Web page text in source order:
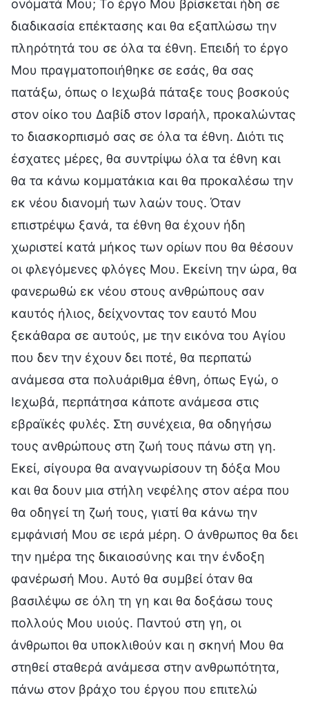
ονόματά Μου; Το έργο Μου βρίσκεται ήδη σε
διαδικασία επέκτασης και θα εξαπλώσω την
πληρότητά του σε όλα τα έθνη. Επειδή το έργο
Μου πραγματοποιήθηκε σε εσάς, θα σας
πατάξω, όπως ο Ιεχωβά πάταξε τους βοσκούς
στον οίκο του Δαβίδ στον Ισραήλ, προκαλώντας
το διασκορπισμό σας σε όλα τα έθνη. Διότι τις
έσχατες μέρες, θα συντρίψω όλα τα έθνη και
θα τα κάνω κομματάκια και θα προκαλέσω την
εκ νέου διανομή των λαών τους. Όταν
επιστρέψω ξανά, τα έθνη θα έχουν ήδη
χωριστεί κατά μήκος των ορίων που θα θέσουν
οι φλεγόμενες φλόγες Μου. Εκείνη την ώρα, θα
φανερωθώ εκ νέου στους ανθρώπους σαν
καυτός ήλιος, δείχνοντας τον εαυτό Μου
ξεκάθαρα σε αυτούς, με την εικόνα του Αγίου
που δεν την έχουν δει ποτέ, θα περπατώ
ανάμεσα στα πολυάριθμα έθνη, όπως Εγώ, ο
Ιεχωβά, περπάτησα κάποτε ανάμεσα στις
εβραϊκές φυλές. Στη συνέχεια, θα οδηγήσω
τους ανθρώπους στη ζωή τους πάνω στη γη.
Εκεί, σίγουρα θα αναγνωρίσουν τη δόξα Μου
και θα δουν μια στήλη νεφέλης στον αέρα που
θα οδηγεί τη ζωή τους, γιατί θα κάνω την
εμφάνισή Μου σε ιερά μέρη. Ο άνθρωπος θα δει
την ημέρα της δικαιοσύνης και την ένδοξη
φανέρωσή Μου. Αυτό θα συμβεί όταν θα
βασιλέψω σε όλη τη γη και θα δοξάσω τους
πολλούς Μου υιούς. Παντού στη γη, οι
άνθρωποι θα υποκλιθούν και η σκηνή Μου θα
στηθεί σταθερά ανάμεσα στην ανθρωπότητα,
πάνω στον βράχο του έργου που επιτελώ